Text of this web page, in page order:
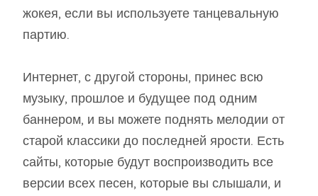
жокея, если вы используете танцевальную
партию.
Интернет, с другой стороны, принес всю
музыку, прошлое и будущее под одним
баннером, и вы можете поднять мелодии от
старой классики до последней ярости. Есть
сайты, которые будут воспроизводить все
версии всех песен, которые вы слышали, и